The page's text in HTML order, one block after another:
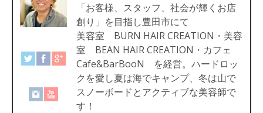
「お客様、スタッフ、社会が輝くお店
創り」を目指し豊田市にて
美容室 BURN HAIR CREATION・美容
室 BEAN HAIR CREATION・カフェ
Cafe&BarBooN を経営。ハードロッ
クを愛し夏は海でキャンプ、冬は山で
スノーボードとアクティブな美容師で
す！